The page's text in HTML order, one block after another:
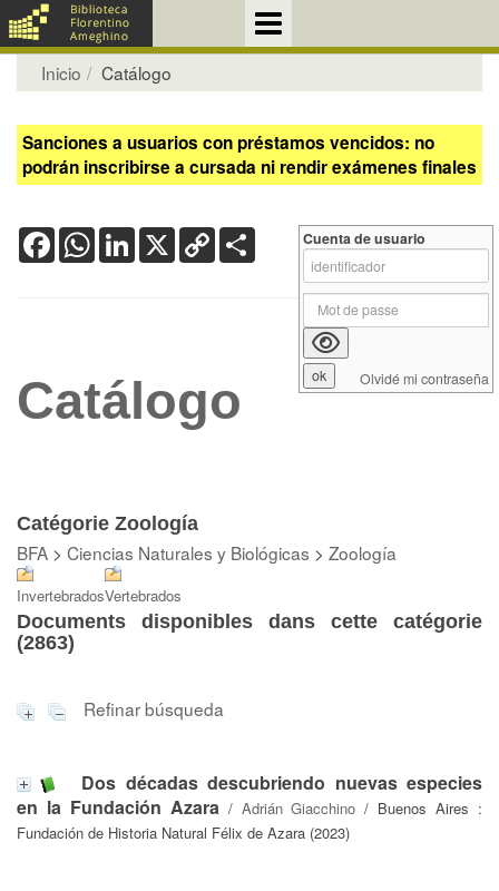
Inicio Catálogo
Sanciones a usuarios con préstamos vencidos: no
podrán inscribirse a cursada ni rendir exámenes finales
FacebookWhatsApp
LinkedIn
X Copy
Link
Catálogo
Catégorie Zoología
BFA > Ciencias Naturales y Biológicas > Zoología
InvertebradosVertebrados
Documents disponibles dans cette catégorie
(2863)
Refinar búsqueda
Dos décadas descubriendo nuevas especies
en la Fundación Azara/ Adrián Giacchino / Buenos Aires :
Fundación de Historia Natural Félix de Azara (2023)
Cuenta de usuario
Olvidé mi contraseña